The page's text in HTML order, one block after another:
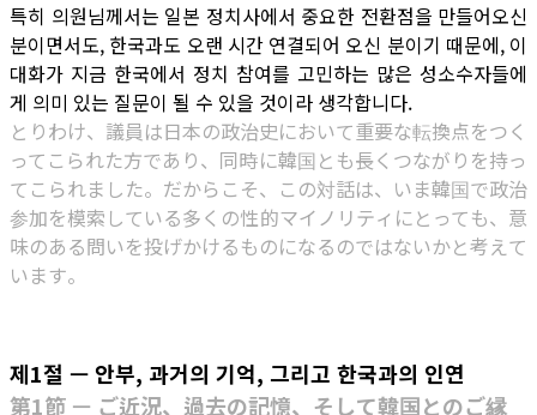
특히 의원님께서는 일본 정치사에서 중요한 전환점을 만들어오신
분이면서도, 한국과도 오랜 시간 연결되어 오신 분이기 때문에, 이
대화가 지금 한국에서 정치 참여를 고민하는 많은 성소수자들에
게 의미 있는 질문이 될 수 있을 것이라 생각합니다.
とりわけ、議員は日本の政治史において重要な転換点をつく
ってこられた方であり、同時に韓国とも長くつながりを持っ
てこられました。だからこそ、この対話は、いま韓国で政治
参加を模索している多くの性的マイノリティにとっても、意
味のある問いを投げかけるものになるのではないかと考えて
います。
제1절 — 안부, 과거의 기억, 그리고 한국과의 인연
第1節 — ご近況、過去の記憶、そして韓国とのご縁